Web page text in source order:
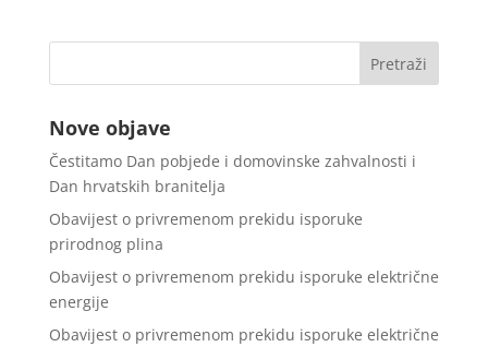
Nove objave
Čestitamo Dan pobjede i domovinske zahvalnosti i
Dan hrvatskih branitelja
Obavijest o privremenom prekidu isporuke
prirodnog plina
Obavijest o privremenom prekidu isporuke električne
energije
Obavijest o privremenom prekidu isporuke električne